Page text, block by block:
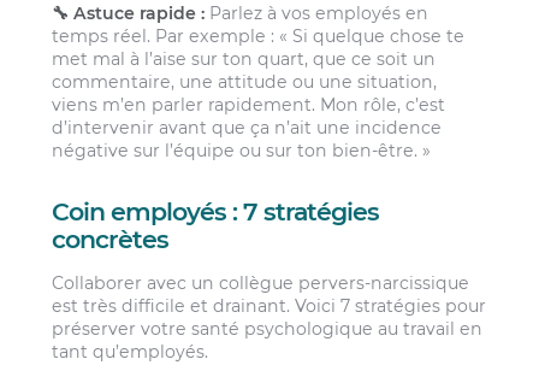
🔧 Astuce rapide : Parlez à vos employés en
temps réel. Par exemple : « Si quelque chose te
met mal à l’aise sur ton quart, que ce soit un
commentaire, une attitude ou une situation,
viens m’en parler rapidement. Mon rôle, c’est
d’intervenir avant que ça n’ait une incidence
négative sur l’équipe ou sur ton bien-être. »
Coin employés : 7 stratégies
concrètes
Collaborer avec un collègue pervers-narcissique
est très difficile et drainant. Voici 7 stratégies pour
préserver votre santé psychologique au travail en
tant qu’employés.